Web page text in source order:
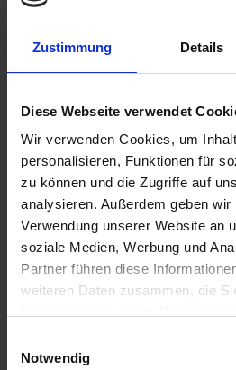
Zustimmung Details
Diese Webseite verwendet
Wir verwenden Cookies, um
personalisieren, Funktionen für
zu können und die Zugriffe auf
analysieren. Außerdem geben
Verwendung unserer Website an
soziale Medien, Werbung und
Partner führen diese
weiteren Daten zusammen, die
Notwendig
Ausflug: Bernkastel-Kues zu Fuß ca. 1,5
Ausflug: Bildung Wein - das
1,5 Std. - 29€
26.06.2026 - Freitag
02.30 Uhr
26.06.2026 - Freitag
Trier / Deutschland
Ausflug: Trier ca. 3,5 Std. - 51€
Ausflug: Luxemburg ca. 4,5 Std. - 59€
09.00 Uhr
18.30 Uhr
Ausflug: Mit dem Mosel-Express zur
Ausflug: Cochem und Reichsburg ca. 2,5